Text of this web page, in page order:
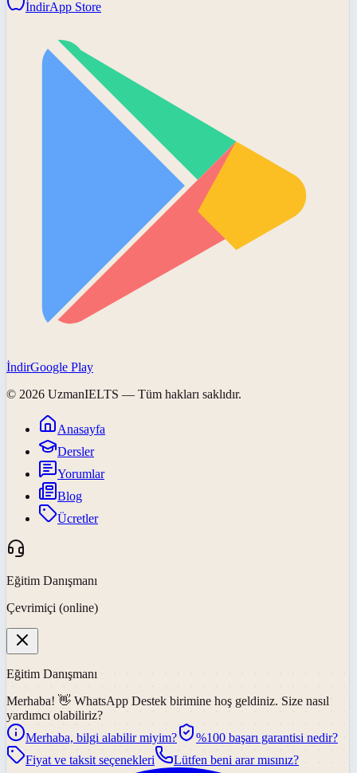
İndirApp Store
İndirGoogle Play
© 2026 UzmanIELTS — Tüm hakları saklıdır.
Anasayfa
Dersler
Yorumlar
Blog
Ücretler
Eğitim Danışmanı
Çevrimiçi (online)
Eğitim Danışmanı
Merhaba! 👋 WhatsApp Destek birimine hoş geldiniz. Size nasıl
yardımcı olabiliriz?
Merhaba, bilgi alabilir miyim?
%100 başarı garantisi nedir?
Fiyat ve taksit seçenekleri
Lütfen beni arar mısınız?